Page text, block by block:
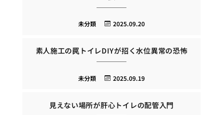
2025.09.20
未分類
素人施工の罠トイレDIYが招く水位異常の恐怖
2025.09.19
未分類
見えない場所が肝心トイレの配管入門